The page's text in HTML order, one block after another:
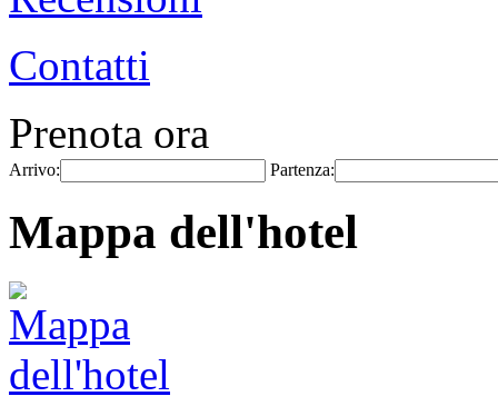
Contatti
Prenota ora
Arrivo: Partenza:
Mappa dell'hotel